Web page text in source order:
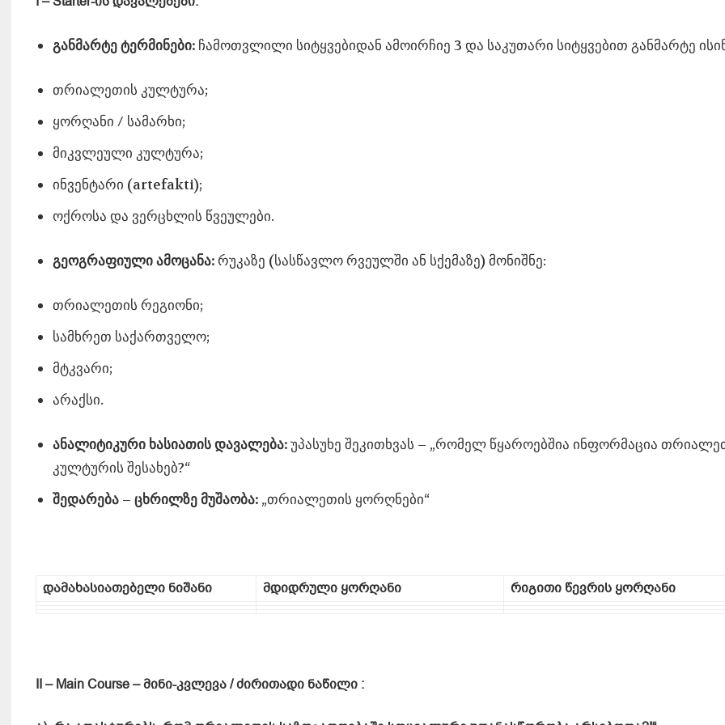
განმარტე ტერმინები: ჩამოთვლილი სიტყვებიდან ამოირჩიე 3 და საკუთარი სიტყვებით განმარტე
თრიალეთის კულტურა;
ყორღანი / სამარხი;
მიკვლეული კულტურა;
ინვენტარი (artefakti);
ოქროსა და ვერცხლის წვეულები.
გეოგრაფიულიამოცანა:რუკაზე (სასწავლო რვეულში ან სქემაზე) მონიშნე:
თრიალეთის რეგიონი;
სამხრეთ საქართველო;
მტკვარი;
არაქსი.
ანალიტიკური ხასიათის დავალება:უპასუხე შეკითხვას – „რომელ წყაროებშია ინფორმაცია
კულტურის შესახებ?“
შედარება – ცხრილზე მუშაობა: „თრიალეთის ყორღნები“
დამახასიათებელი ნიშანი მდიდრული ყორღანი რიგითი წევრის ყორღანი
II – Main Course– მინი-კვლევა / ძირითადი ნაწილი :